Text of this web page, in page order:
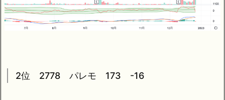
2位 2778 パレモ 173 -16